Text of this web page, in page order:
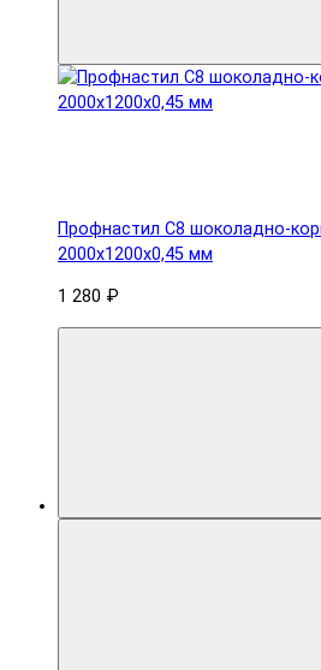
Профнастил С8 шоколадно-
2000х1200х0,45 мм
1 280 ₽